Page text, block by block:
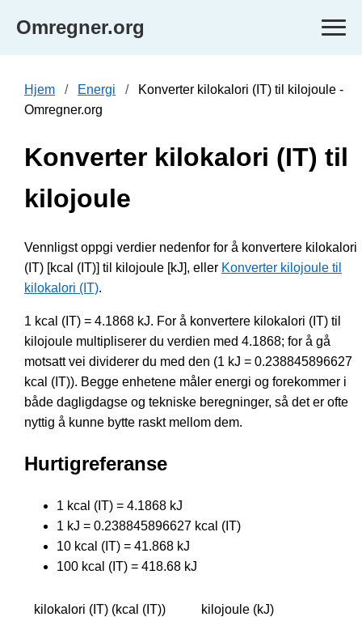
Omregner.org
Hjem Energi
Konverter kilokalori (IT) til kilojoule -
Omregner.org
Konverter kilokalori (IT) til
kilojoule
Vennligst oppgi verdier nedenfor for å konvertere kilokalori
(IT) [kcal (IT)] til kilojoule [kJ], eller Konverter kilojoule til
kilokalori (IT).
1 kcal (IT) = 4.1868 kJ. For å konvertere kilokalori (IT) til
kilojoule multipliserer du verdien med 4.1868; for å gå
motsatt vei dividerer du med den (1 kJ = 0.238845896627
kcal (IT)). Begge enhetene måler energi og forekommer i
både dagligdagse og tekniske beregninger, så det er ofte
nyttig å kunne bytte raskt mellom dem.
Hurtigreferanse
1 kcal (IT) = 4.1868 kJ
1 kJ = 0.238845896627 kcal (IT)
10 kcal (IT) = 41.868 kJ
100 kcal (IT) = 418.68 kJ
kilokalori (IT) (kcal (IT)) kilojoule (kJ)